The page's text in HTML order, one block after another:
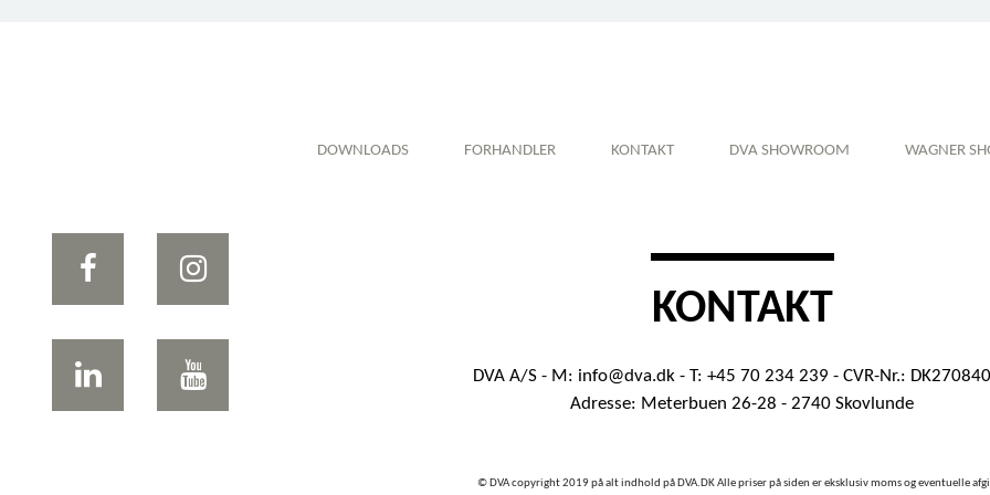
DOWNLOADS FORHANDLER KONTAKT DVA SHOWROOM WAGNER
KONTAKT
DVA A/S - M: info@dva.dk - T: +45 70 234 239 - CVR-Nr.:
Adresse: Meterbuen 26-28 - 2740 Skovlunde
© DVA copyright 2019 på alt indhold på DVA.DK Alle priser på siden er eksklusiv moms og eventuelle